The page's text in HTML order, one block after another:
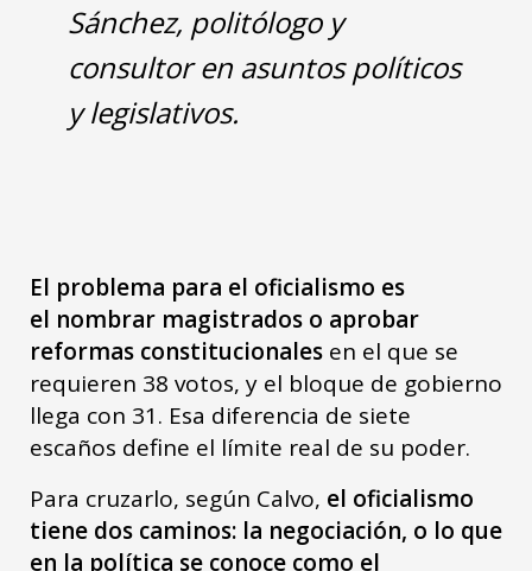
Sánchez, politólogo y
consultor en asuntos políticos
y legislativos.
El problema para el oficialismo es
el nombrar magistrados o aprobar
reformas constitucionales en el que se
requieren 38 votos, y el bloque de gobierno
llega con 31. Esa diferencia de siete
escaños define el límite real de su poder.
Para cruzarlo, según Calvo, el oficialismo
tiene dos caminos: la negociación, o lo que
en la política se conoce como el